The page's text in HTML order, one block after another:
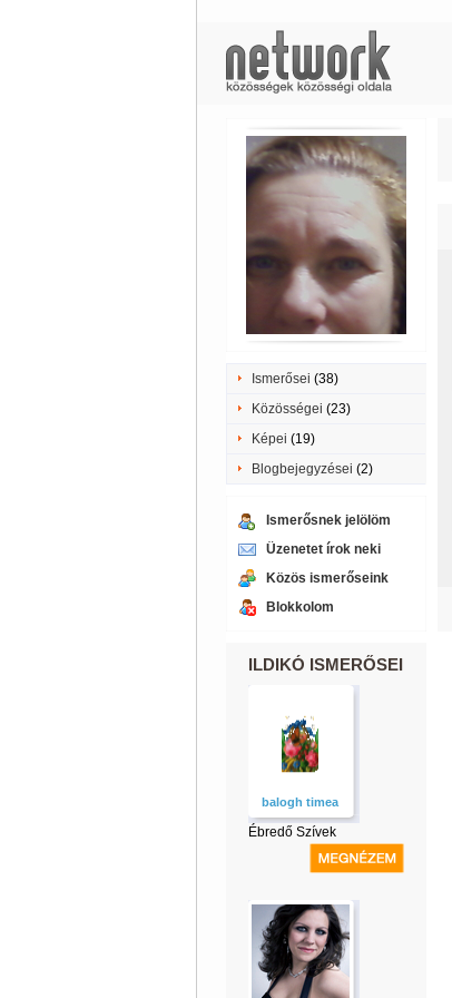
Ismerősei (38)
Közösségei (23)
Képei (19)
Blogbejegyzései (2)
Ismerősnek jelölöm
Üzenetet írok neki
Közös ismerőseink
Blokkolom
ILDIKÓ ISMERŐSEI
balogh timea
Ébredő Szívek